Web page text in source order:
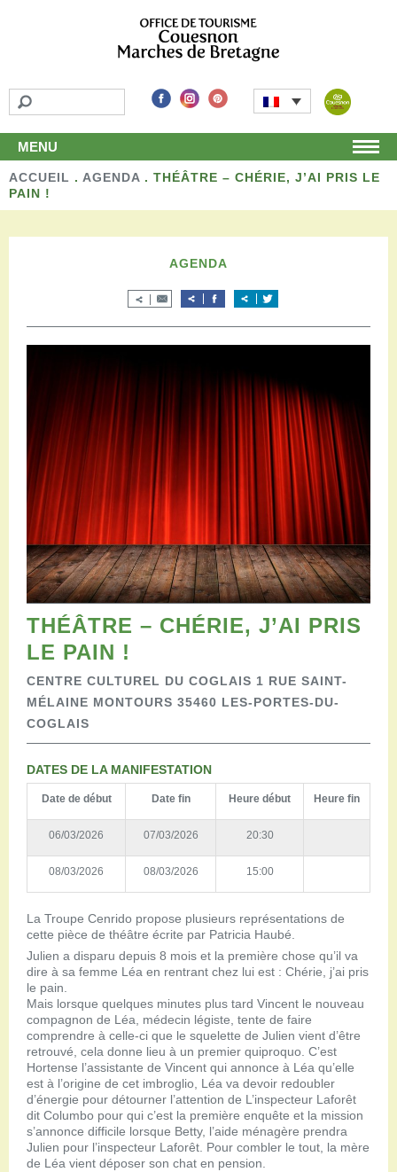
MENU
Accueil
Découvrir
Terroir et artisans
Autour de chez nous
Hébergements
Restaurants
Aires de camping-car
Salles de réception
Aires de pique-nique
Randonner
Randonnées pédestres
Randonnées vélo
Randonnées VTT
Randonnées équestres
Agenda
Pratique
Nous contacter
Tourisme accessible
Venir en groupe
Espace Pro
ACCUEIL . AGENDA . THÉÂTRE – CHÉRIE, J’AI PRIS LE
PAIN !
AGENDA
THÉÂTRE – CHÉRIE, J’AI PRIS
LE PAIN !
CENTRE CULTUREL DU COGLAIS 1 RUE SAINT-
MÉLAINE MONTOURS 35460 LES-PORTES-DU-
COGLAIS
DATES DE LA MANIFESTATION
Date de début Date fin Heure début Heure fin
06/03/2026 07/03/2026 20:30
08/03/2026 08/03/2026 15:00
La Troupe Cenrido propose plusieurs représentations de
cette pièce de théâtre écrite par Patricia Haubé.
Julien a disparu depuis 8 mois et la première chose qu’il va
dire à sa femme Léa en rentrant chez lui est : Chérie, j’ai pris
le pain.
Mais lorsque quelques minutes plus tard Vincent le nouveau
compagnon de Léa, médecin légiste, tente de faire
comprendre à celle-ci que le squelette de Julien vient d’être
retrouvé, cela donne lieu à un premier quiproquo. C’est
Hortense l’assistante de Vincent qui annonce à Léa qu’elle
est à l’origine de cet imbroglio, Léa va devoir redoubler
d’énergie pour détourner l’attention de L’inspecteur Laforêt
dit Columbo pour qui c’est la première enquête et la mission
s’annonce difficile lorsque Betty, l’aide ménagère prendra
Julien pour l’inspecteur Laforêt. Pour combler le tout, la mère
de Léa vient déposer son chat en pension.